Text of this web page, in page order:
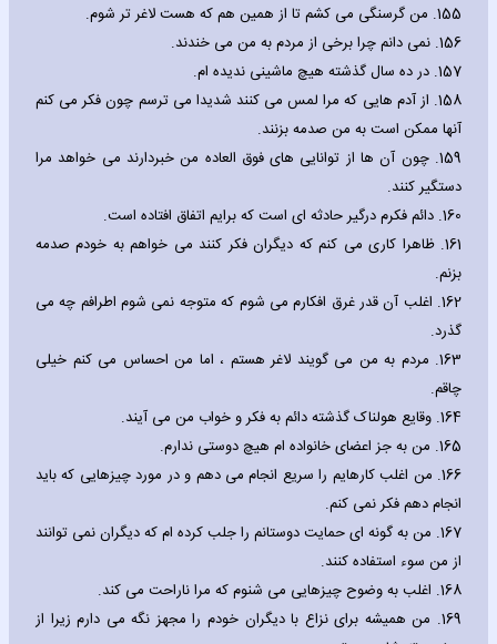
155. من گرسنگی می کشم تا از همین هم که هست لاغر تر شوم.
156. نمی دانم چرا برخی از مردم به من می خندند.
157. در ده سال گذشته هیچ ماشینی ندیده ام.
158. از آدم هایی که مرا لمس می کنند شدیدا می ترسم چون فکر می کنم
آنها ممکن است به من صدمه بزنند.
159. چون آن ها از توانایی های فوق العاده من خبردارند می خواهد مرا
دستگیر کنند.
160. دائم فکرم درگیر حادثه ای است که برایم اتفاق افتاده است.
161. ظاهرا کاری می کنم که دیگران فکر کنند می خواهم به خودم صدمه
بزنم.
162. اغلب آن قدر غرق افکارم می شوم که متوجه نمی شوم اطرافم چه می
گذرد.
163. مردم به من می گویند لاغر هستم ، اما من احساس می کنم خیلی
چاقم.
164. وقایع هولناک گذشته دائم به فکر و خواب من می آیند.
165. من به جز اعضای خانواده ام هیچ دوستی ندارم.
166. من اغلب کارهایم را سریع انجام می دهم و در مورد چیزهایی که باید
انجام دهم فکر نمی کنم.
167. من به گونه ای حمایت دوستانم را جلب کرده ام که دیگران نمی توانند
از من سوء استفاده کنند.
168. اغلب به وضوح چیزهایی می شنوم که مرا ناراحت می کند.
169. من همیشه برای نزاع با دیگران خودم را مجهز نگه می دارم زیرا از